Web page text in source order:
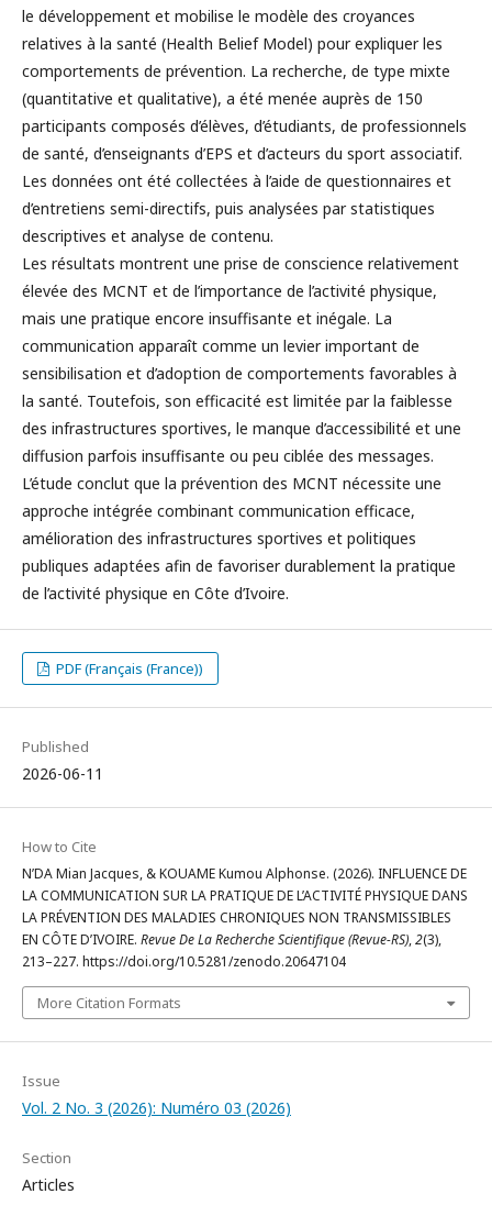
le développement et mobilise le modèle des croyances
relatives à la santé (Health Belief Model) pour expliquer les
comportements de prévention. La recherche, de type mixte
(quantitative et qualitative), a été menée auprès de 150
participants composés d’élèves, d’étudiants, de professionnels
de santé, d’enseignants d’EPS et d’acteurs du sport associatif.
Les données ont été collectées à l’aide de questionnaires et
d’entretiens semi-directifs, puis analysées par statistiques
descriptives et analyse de contenu.
Les résultats montrent une prise de conscience relativement
élevée des MCNT et de l’importance de l’activité physique,
mais une pratique encore insuffisante et inégale. La
communication apparaît comme un levier important de
sensibilisation et d’adoption de comportements favorables à
la santé. Toutefois, son efficacité est limitée par la faiblesse
des infrastructures sportives, le manque d’accessibilité et une
diffusion parfois insuffisante ou peu ciblée des messages.
L’étude conclut que la prévention des MCNT nécessite une
approche intégrée combinant communication efficace,
amélioration des infrastructures sportives et politiques
publiques adaptées afin de favoriser durablement la pratique
de l’activité physique en Côte d’Ivoire.
PDF (Français (France))
Published
2026-06-11
How to Cite
N’DA Mian Jacques, & KOUAME Kumou Alphonse. (2026). INFLUENCE DE
LA COMMUNICATION SUR LA PRATIQUE DE L’ACTIVITÉ PHYSIQUE DANS
LA PRÉVENTION DES MALADIES CHRONIQUES NON TRANSMISSIBLES
EN CÔTE D’IVOIRE. Revue De La Recherche Scientifique (Revue-RS),2(3),
213–227. https://doi.org/10.5281/zenodo.20647104
More Citation Formats
Issue
Vol. 2 No. 3 (2026): Numéro 03 (2026)
Section
Articles